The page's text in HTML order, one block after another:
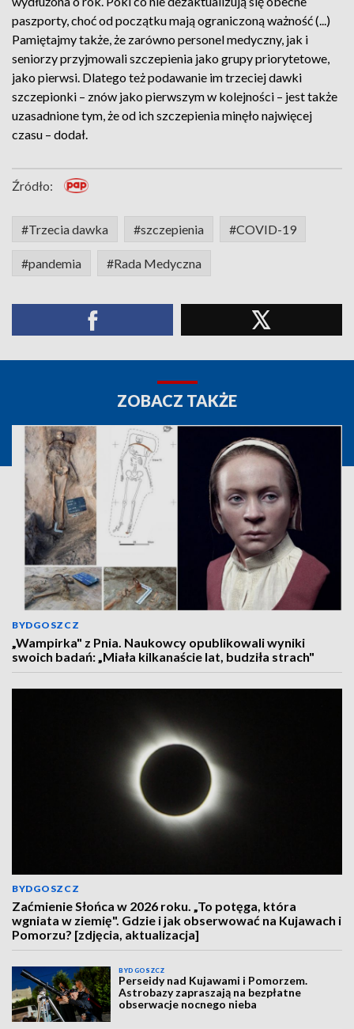
paszporty, choć od początku mają ograniczoną ważność (...)
Pamiętajmy także, że zarówno personel medyczny, jak i
seniorzy przyjmowali szczepienia jako grupy priorytetowe,
jako pierwsi. Dlatego też podawanie im trzeciej dawki
szczepionki – znów jako pierwszym w kolejności – jest także
uzasadnione tym, że od ich szczepienia minęło najwięcej
czasu – dodał.
Źródło:
#Trzecia dawka #szczepienia #COVID-19
#pandemia #Rada Medyczna
ZOBACZ TAKŻE
BYDGOSZCZ
„Wampirka" z Pnia. Naukowcy opublikowali wyniki
swoich badań: „Miała kilkanaście lat, budziła strach"
BYDGOSZCZ
Zaćmienie Słońca w 2026 roku. „To potęga, która
wgniata w ziemię". Gdzie i jak obserwować na Kujawach i
Pomorzu? [zdjęcia, aktualizacja]
BYDGOSZCZ
Perseidy nad Kujawami i Pomorzem.
Astrobazy zapraszają na bezpłatne
obserwacje nocnego nieba